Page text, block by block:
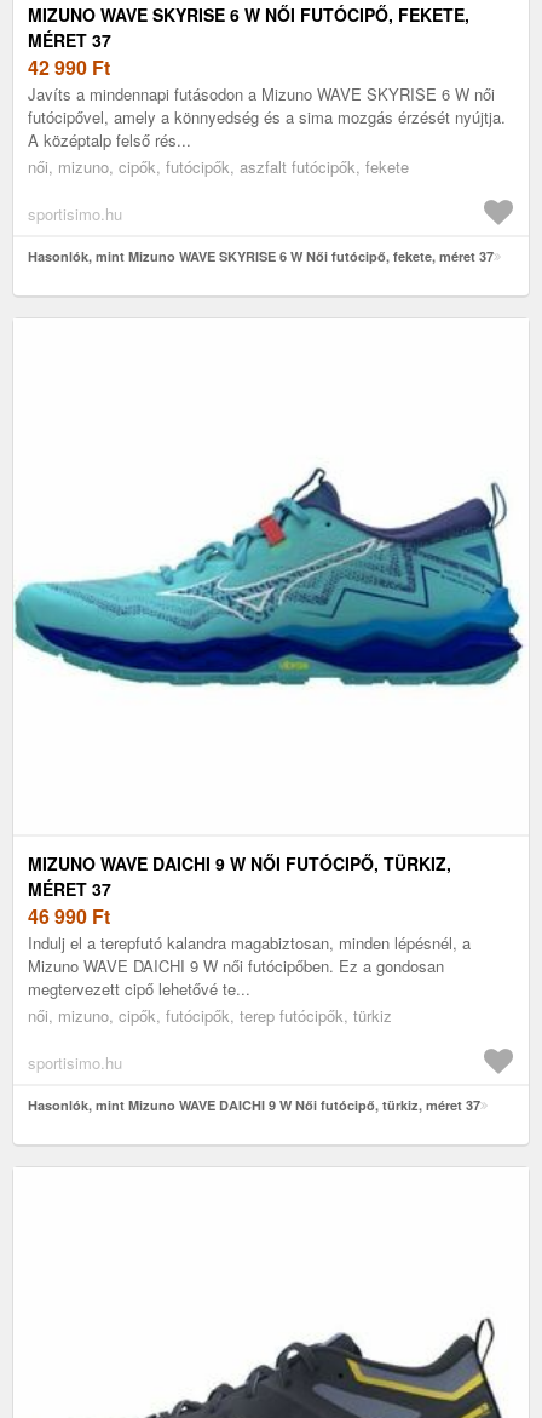
MIZUNO WAVE SKYRISE 6 W NŐI FUTÓCIPŐ, FEKETE,
MÉRET 37
42 990 Ft
Javíts a mindennapi futásodon a Mizuno WAVE SKYRISE 6 W női
futócipővel, amely a könnyedség és a sima mozgás érzését nyújtja.
A középtalp felső rés...
női, mizuno, cipők, futócipők, aszfalt futócipők, fekete
sportisimo.hu
Hasonlók, mint Mizuno WAVE SKYRISE 6 W Női futócipő, fekete, méret 37
MIZUNO WAVE DAICHI 9 W NŐI FUTÓCIPŐ, TÜRKIZ,
MÉRET 37
46 990 Ft
Indulj el a terepfutó kalandra magabiztosan, minden lépésnél, a
Mizuno WAVE DAICHI 9 W női futócipőben. Ez a gondosan
megtervezett cipő lehetővé te...
női, mizuno, cipők, futócipők, terep futócipők, türkiz
sportisimo.hu
Hasonlók, mint Mizuno WAVE DAICHI 9 W Női futócipő, türkiz, méret 37